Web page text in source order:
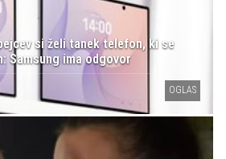
si želi tanek telefon, ki se
Samsung ima odgovor
OGLAS